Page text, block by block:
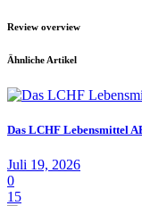
Review overview
Ähnliche Artikel
Das LCHF Lebensmittel
Juli 19, 2026
0
15